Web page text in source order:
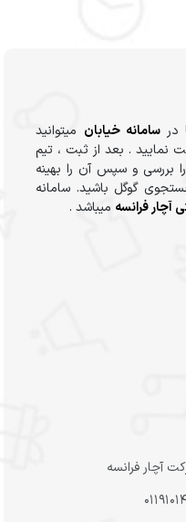
درسامانه خیابان میتوانید
نمایید . بعد از ثبت ، تیم
و سپس آن را بهینه
گوگل باشید. سامانه
آچار فرانسه میباشد .
آچار فرانسه